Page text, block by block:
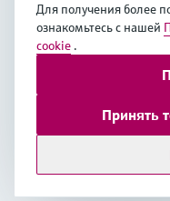
CAS•Русский
Copyright ©
Юридические условия
Для получения более
ознакомьтесь с нашей
cookie .
Принять